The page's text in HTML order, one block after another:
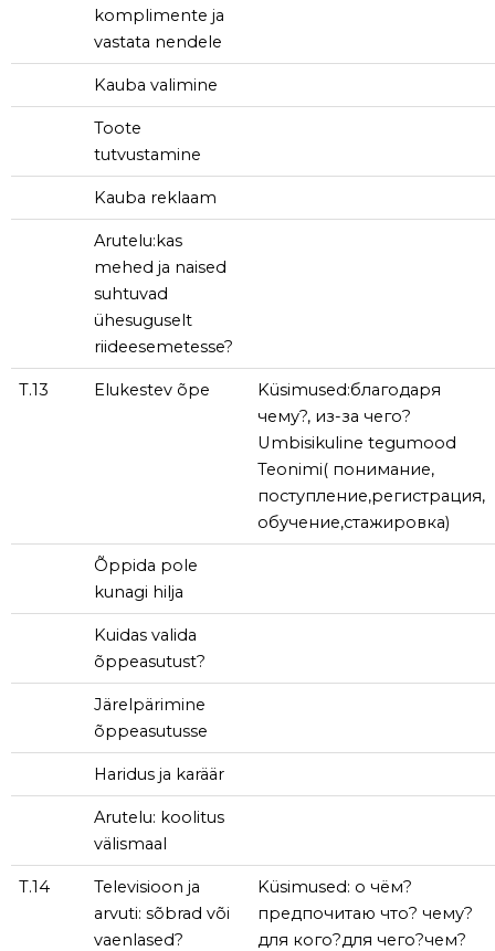
komplimente ja
vastata nendele
Kauba valimine
Toote
tutvustamine
Kauba reklaam
Arutelu:kas
mehed ja naised
suhtuvad
ühesuguselt
riideesemetesse?
T.13 Elukestev õpe
Küsimused:благодаря
чему?, из-за чего?
Umbisikuline tegumood
Teonimi( понимание,
поступление,регистрация,
обучение,стажировка)
Õppida pole
kunagi hilja
Kuidas valida
õppeasutust?
Järelpärimine
õppeasutusse
Haridus ja karäär
Arutelu: koolitus
välismaal
T.14
Televisioon ja
arvuti: sõbrad või
vaenlased?
Küsimused: o чём?
предпочитаю что? чему?
для кого?для чего?чем?